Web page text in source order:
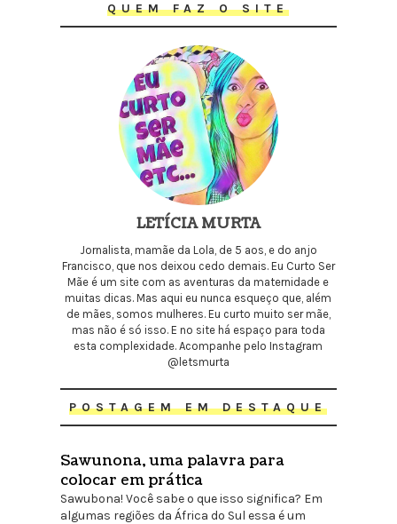
QUEM FAZ O SITE
LETÍCIA MURTA
Jornalista, mamãe da Lola, de 5 aos, e do anjo
Francisco, que nos deixou cedo demais. Eu Curto Ser
Mãe é um site com as aventuras da maternidade e
muitas dicas. Mas aqui eu nunca esqueço que, além
de mães, somos mulheres. Eu curto muito ser mãe,
mas não é só isso. E no site há espaço para toda
esta complexidade. Acompanhe pelo Instagram
@letsmurta
POSTAGEM EM DESTAQUE
Sawunona, uma palavra para
colocar em prática
Sawubona! Você sabe o que isso significa? Em
algumas regiões da África do Sul essa é um